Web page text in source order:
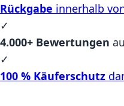
Rückgabe innerhalb
✓
4.000+ Bewertungen
✓
100 % Käuferschutz